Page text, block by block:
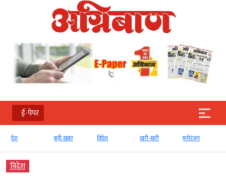
ई-पेपर
देश बड़ी खबर विदेश खरी-खरी मनोरंजन
विदेश